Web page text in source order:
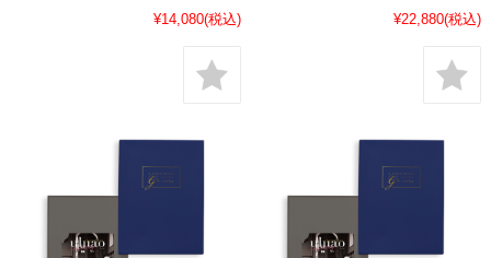
¥14,080(税込) ¥22,880(税込)